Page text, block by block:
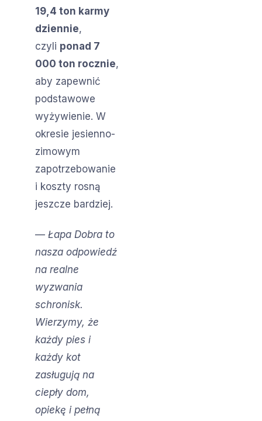
19,4 ton karmy
dziennie,
czyli ponad 7
000 ton rocznie,
aby zapewnić
podstawowe
wyżywienie. W
okresie jesienno-
zimowym
zapotrzebowanie
i koszty rosną
jeszcze bardziej.
— Łapa Dobra to
nasza odpowiedź
na realne
wyzwania
schronisk.
Wierzymy, że
każdy pies i
każdy kot
zasługują na
ciepły dom,
opiekę i pełną